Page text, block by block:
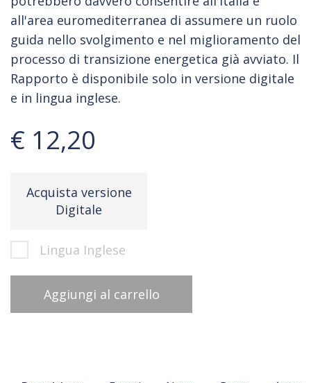
all'area euromediterranea di assumere un ruolo
guida nello svolgimento e nel miglioramento del
processo di transizione energetica già avviato. Il
Rapporto è disponibile solo in versione digitale
e in lingua inglese.
€ 12,20
Acquista versione
Digitale
Lingua Inglese
Aggiungi al carrello